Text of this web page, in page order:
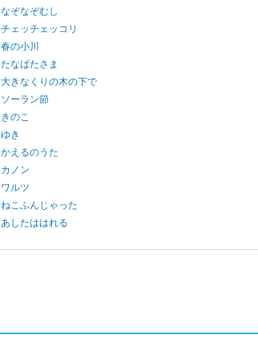
なぞなぞむし
チェッチェッコリ
春の小川
たなばたさま
大きなくりの木の下で
ソーラン節
きのこ
ゆき
かえるのうた
カノン
ワルツ
ねこふんじゃった
あしたははれる